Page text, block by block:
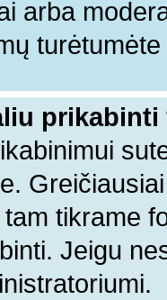
arba
prikabinti
tikrame
Jeigu